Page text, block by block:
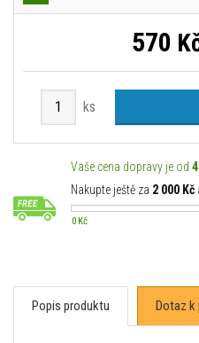
570
ks
Vaše cena dopravy je od
Nakupte ještě za 2 000 Kč
0 Kč
Popis produktu Dotaz k